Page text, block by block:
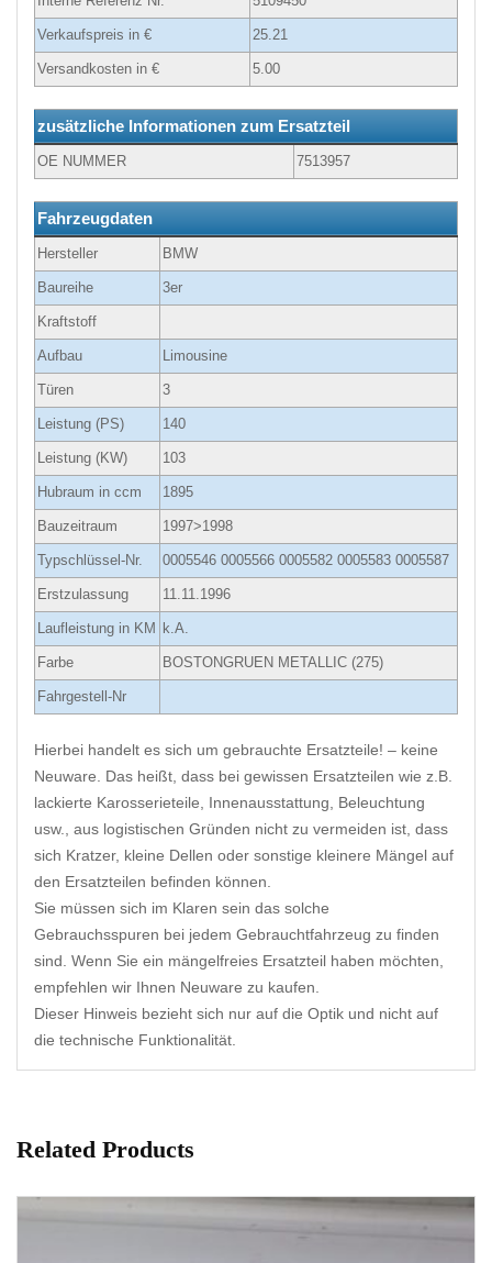
Verkaufspreis in € 25.21
Versandkosten in € 5.00
zusätzliche Informationen zum Ersatzteil
OE NUMMER 7513957
Fahrzeugdaten
Hersteller BMW
Baureihe 3er
Kraftstoff
Aufbau Limousine
Türen 3
Leistung (PS) 140
Leistung (KW) 103
Hubraum in ccm 1895
Bauzeitraum 1997>1998
Typschlüssel-Nr. 0005546 0005566 0005582 0005583 0005587
Erstzulassung 11.11.1996
Laufleistung in KM k.A.
Farbe BOSTONGRUEN METALLIC (275)
Fahrgestell-Nr
Hierbei handelt es sich um gebrauchte Ersatzteile! – keine
Neuware. Das heißt, dass bei gewissen Ersatzteilen wie z.B.
lackierte Karosserieteile, Innenausstattung, Beleuchtung
usw., aus logistischen Gründen nicht zu vermeiden ist, dass
sich Kratzer, kleine Dellen oder sonstige kleinere Mängel auf
den Ersatzteilen befinden können.
Sie müssen sich im Klaren sein das solche
Gebrauchsspuren bei jedem Gebrauchtfahrzeug zu finden
sind. Wenn Sie ein mängelfreies Ersatzteil haben möchten,
empfehlen wir Ihnen Neuware zu kaufen.
Dieser Hinweis bezieht sich nur auf die Optik und nicht auf
die technische Funktionalität.
Related Products